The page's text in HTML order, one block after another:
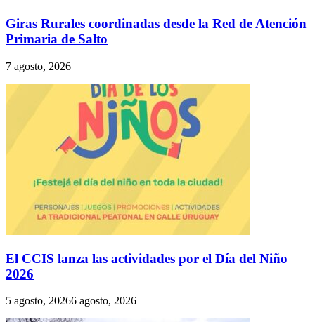
Giras Rurales coordinadas desde la Red de Atención
Primaria de Salto
7 agosto, 2026
El CCIS lanza las actividades por el Día del Niño
2026
5 agosto, 20266 agosto, 2026